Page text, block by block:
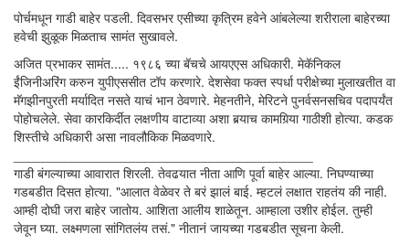
पोर्चमधून गाडी बाहेर पडली. दिवसभर एसीच्या कृत्रिम हवेने आंबलेल्या शरीराला बाहेरच्या
हवेची झुळूक मिळताच सामंत सुखावले.
अजित प्रभाकर सामंत..... १९८६ च्या बॅचचे आयएएस अधिकारी. मेकॅनिकल
ईंजिनीअरिंग करुन युपीएससीत टॉप करणारे. देशसेवा फक्त स्पर्धा परीक्षेच्या मुलाखतीत वा
मॅगझीनपुरती मर्यादित नसते याचं भान ठेवणारे. मेहनतीने, मेरिटने पुनर्वसनसचिव पदापर्यंत
पोहोचलेले. सेवा कारकिर्दीत लक्षणीय वाटाव्या अशा बर्‍याच कामगिर्‍या गाठीशी होत्या. कडक
शिस्तीचे अधिकारी असा नावलौकिक मिळवणारे.
गाडी बंगल्याच्या आवारात शिरली. तेवढयात नीता आणि पूर्वा बाहेर आल्या. निघण्याच्या
गडबडीत दिसत होत्या. "आलात वेळेवर ते बरं झालं बाई. म्हटलं लक्षात राहतंय की नाही.
आम्ही दोघी जरा बाहेर जातोय. आशिता आलीय शाळेतून. आम्हाला उशीर होईल. तुम्ही
जेवून घ्या. लक्ष्मणला सांगितलंय तसं." नीतानं जायच्या गडबडीत सूचना केली.